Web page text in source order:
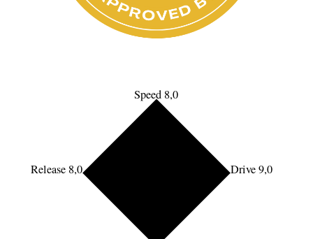
Speed 8,0
Drive 9,0
Release 8,0